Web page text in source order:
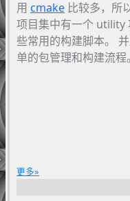
用 cmake比较多，所
项目集中有一个 utility
些常用的构建脚本。
单的包管理和构建流程。
更多